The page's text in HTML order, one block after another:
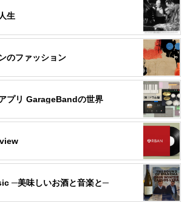
生
のファッション
プリ GarageBandの世界
─美味しいお酒と音楽と─